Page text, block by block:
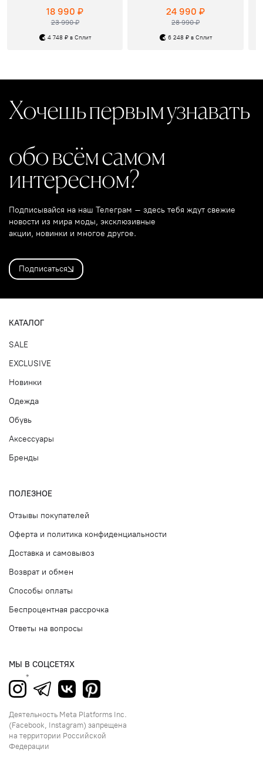
23 990 ₽
18 990 ₽
4 748 ₽ в Сплит
28 990 ₽
24 990 ₽
6 248 ₽ в Сплит
Хочешь первым узнавать
обо всём самом
интересном?
Подписывайся на наш Телеграм – здесь тебя ждут свежие
новости из мира моды, эксклюзивные
акции, новинки и многое другое.
Подписаться
КАТАЛОГ
SALE
EXCLUSIVE
Новинки
Одежда
Обувь
Аксессуары
Бренды
ПОЛЕЗНОЕ
Отзывы покупателей
Оферта и политика конфиденциальности
Доставка и самовывоз
Возврат и обмен
Способы оплаты
Беспроцентная рассрочка
Ответы на вопросы
МЫ В СОЦСЕТЯХ
Деятельность Meta Platforms Inc.
(Facebook, Instagram) запрещена
на территории Российской
Федерации